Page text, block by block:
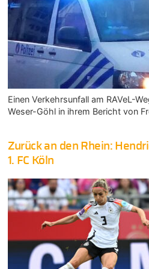
Einen Verkehrsunfall am RAVeL-
Weser-Göhl in ihrem Bericht von
Zurück an den Rhein:
1. FC Köln